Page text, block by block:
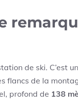
de ski. C’est
flancs de la
profond de 138